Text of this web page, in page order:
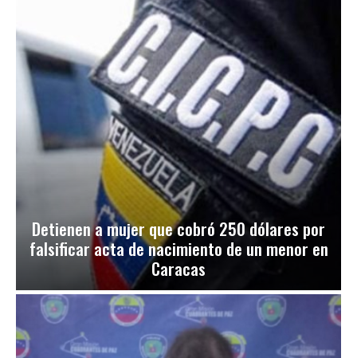
Detienen a mujer que cobró 250 dólares por
falsificar acta de nacimiento de un menor en
Caracas